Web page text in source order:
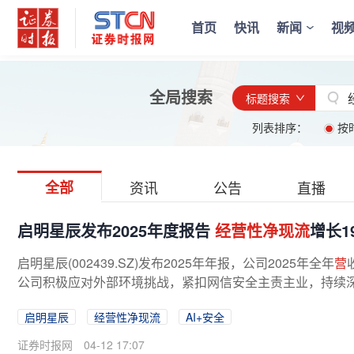
首页 快讯 新闻 视
全局搜索
标题搜索
列表排序：
按
全部 资讯 公告 直播
启明星辰发布2025年度报告 经营性净现流增长
启明星辰(002439.SZ)发布2025年年报，公司2025年全年营
公司积极应对外部环境挑战，紧扣网信安全主责主业，持续
启明星辰 经营性净现流
AI+安全
证券时报网
04-12 17:07